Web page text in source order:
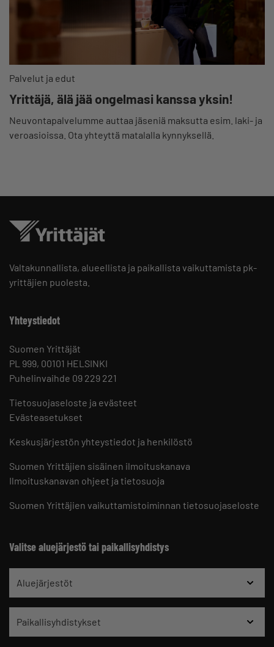
Palvelut ja edut
Yrittäjä, älä jää ongelmasi kanssa yksin!
Neuvontapalvelumme auttaa jäseniä maksutta esim. laki- ja
veroasioissa. Ota yhteyttä matalalla kynnyksellä.
Valtakunnallista, alueellista ja paikallista vaikuttamista pk-
yrittäjien puolesta.
Yhteystiedot
Suomen Yrittäjät
PL 999, 00101 HELSINKI
Puhelinvaihde 09 229 221
Tietosuojaseloste ja evästeet
Evästeasetukset
Keskusjärjestön yhteystiedot ja henkilöstö
Suomen Yrittäjien sisäinen ilmoituskanava
Ilmoituskanavan ohjeet ja tietosuoja
Suomen Yrittäjien vaikuttamistoiminnan tietosuojaseloste
Valitse aluejärjestö tai paikallisyhdistys
Aluejärjestöt
Paikallisyhdistykset